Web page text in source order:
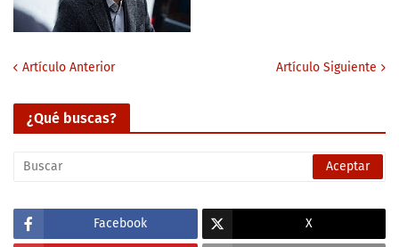
Artículo Anterior Artículo Siguiente
¿Qué buscas?
Facebook X